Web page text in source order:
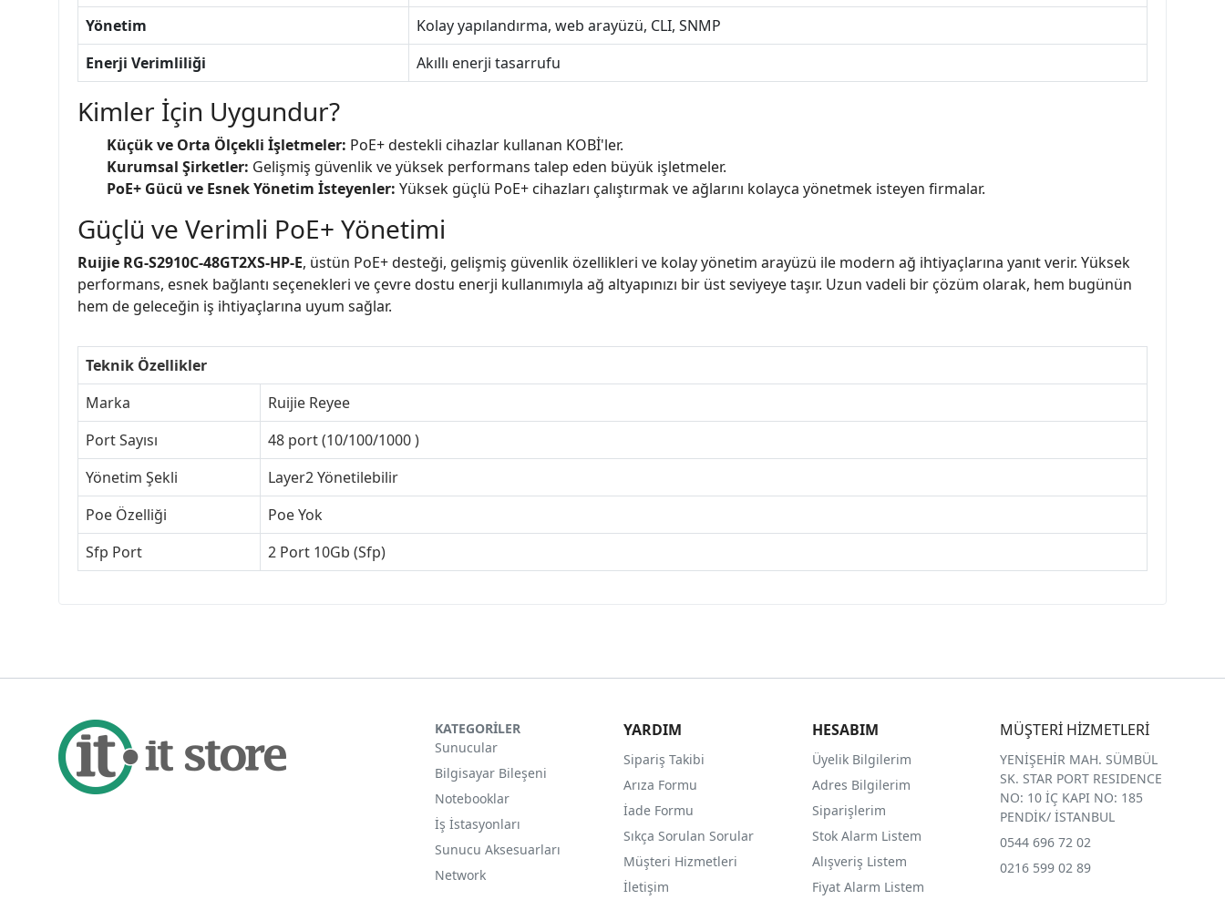
Yönetim
Kolay yapılandırma, web arayüzü, CLI, SNMP
Enerji Verimliliği
Akıllı enerji tasarrufu
Kimler İçin Uygundur?
Küçük ve Orta Ölçekli İşletmeler: PoE+ destekli cihazlar kullanan KOBİ'ler.
Kurumsal Şirketler: Gelişmiş güvenlik ve yüksek performans talep eden büyük işletmeler.
PoE+ Gücü ve Esnek Yönetim İsteyenler: Yüksek güçlü PoE+ cihazları çalıştırmak ve ağlarını kolayca yönetmek isteyen firmalar.
Güçlü ve Verimli PoE+ Yönetimi
Ruijie RG-S2910C-48GT2XS-HP-E, üstün PoE+ desteği, gelişmiş güvenlik özellikleri ve kolay yönetim arayüzü ile modern ağ ihtiyaçlarına yanıt verir. Yüksek
performans, esnek bağlantı seçenekleri ve çevre dostu enerji kullanımıyla ağ altyapınızı bir üst seviyeye taşır. Uzun vadeli bir çözüm olarak, hem bugünün
hem de geleceğin iş ihtiyaçlarına uyum sağlar.
Teknik Özellikler
Marka
Ruijie Reyee
Port Sayısı
48 port (10/100/1000 )
Yönetim Şekli
Layer2 Yönetilebilir
Poe Özelliği
Poe Yok
Sfp Port
2 Port 10Gb (Sfp)
KATEGORİLER
Sunucular
Bilgisayar Bileşeni
Notebooklar
İş İstasyonları
Sunucu Aksesuarları
Network
YARDIM
Sipariş Takibi
Arıza Formu
İade Formu
Sıkça Sorulan Sorular
Müşteri Hizmetleri
İletişim
HESABIM
Üyelik Bilgilerim
Adres Bilgilerim
Siparişlerim
Stok Alarm Listem
Alışveriş Listem
Fiyat Alarm Listem
MÜŞTERİ HİZMETLERİ
YENİŞEHİR MAH. SÜMBÜL
SK. STAR PORT RESIDENCE
NO: 10 İÇ KAPI NO: 185
PENDİK/ İSTANBUL
0544 696 72 02
0216 599 02 89